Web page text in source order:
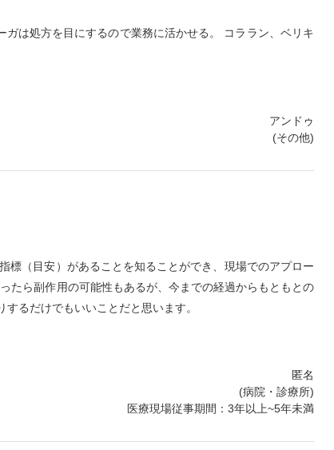
は処方を目にするので業務に活かせる。 コララン、ベリキ
アンドゥ
(その他)
標（目安）があることを知ることができ、現場でのアプロー
たら副作用の可能性もあるが、今までの経過からもともとの
るだけでもいいことだと思います。
匿名
(病院・診療所)
医療現場従事期間：3年以上~5年未満